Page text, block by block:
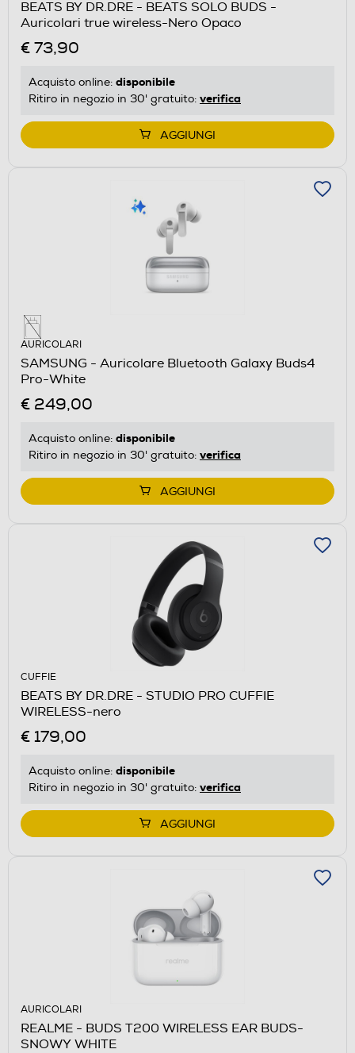
BEATS BY DR.DRE - BEATS SOLO BUDS -
Auricolari true wireless-Nero Opaco
€ 73,90
Acquisto online: disponibile
Ritiro in negozio in 30' gratuito: verifica
AGGIUNGI
AURICOLARI
SAMSUNG - Auricolare Bluetooth Galaxy Buds4
Pro-White
€ 249,00
Acquisto online: disponibile
Ritiro in negozio in 30' gratuito: verifica
AGGIUNGI
CUFFIE
BEATS BY DR.DRE - STUDIO PRO CUFFIE
WIRELESS-nero
€ 179,00
Acquisto online: disponibile
Ritiro in negozio in 30' gratuito: verifica
AGGIUNGI
AURICOLARI
REALME - BUDS T200 WIRELESS EAR BUDS-
SNOWY WHITE